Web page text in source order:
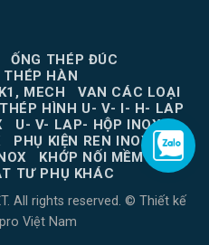
ỐNG THÉP ĐÚC
THÉP HÀN
MECH
VAN CÁC LOẠI
THÉP HÌNH U- V- I- H- LAP
U- V- LAP- HỘP INOX
PHỤ KIỆN REN INOX
KHỚP NỐI MỀM
TƯ PHỤ KHÁC
All rights reserved. © Thiết kế
Việt Nam